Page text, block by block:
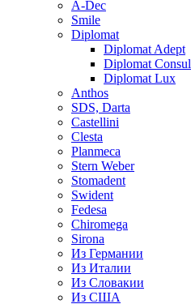
A-Dec
Smile
Diplomat
Diplomat Adept
Diplomat Consul
Diplomat Lux
Anthos
SDS, Darta
Castellini
Clesta
Planmeca
Stern Weber
Stomadent
Swident
Fedesa
Chiromega
Sirona
Из Германии
Из Италии
Из Словакии
Из США